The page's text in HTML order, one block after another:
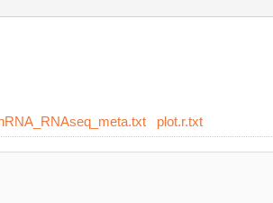
plot.r.txt